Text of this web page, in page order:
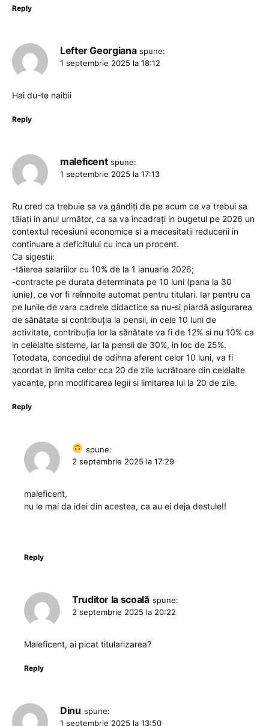
Reply
Lefter Georgiana spune:
1 septembrie 2025 la 18:12
Hai du-te naibii
Reply
maleficent spune:
1 septembrie 2025 la 17:13
Ru cred ca trebuie sa va gândiți de pe acum ce va trebui sa
tăiați in anul următor, ca sa va încadrați in bugetul pe 2026 un
contextul recesiunii economice si a mecesitatii reducerii in
continuare a deficitului cu inca un procent.
Ca sigestii:
-tăierea salariilor cu 10% de la 1 ianuarie 2026;
-contracte pe durata determinata pe 10 luni (pana la 30
iunie), ce vor fi reînnoite automat pentru titulari. Iar pentru ca
pe lunile de vara cadrele didactice sa nu-si piardă asigurarea
de sănătate si contribuția la pensii, in cele 10 luni de
activitate, contribuția lor la sănătate va fi de 12% si nu 10% ca
in celelalte sisteme, iar la pensii de 30%, in loc de 25%.
Totodata, concediul de odihna aferent celor 10 luni, va fi
acordat in limita celor cca 20 de zile lucrătoare din celelalte
vacante, prin modificarea legii si limitarea lui la 20 de zile.
Reply
spune:
2 septembrie 2025 la 17:29
maleficent,
nu le mai da idei din acestea, ca au ei deja destule!!
Reply
Truditor la scoală spune:
2 septembrie 2025 la 20:22
Maleficent, ai picat titularizarea?
Reply
Dinu spune:
1 septembrie 2025 la 13:50